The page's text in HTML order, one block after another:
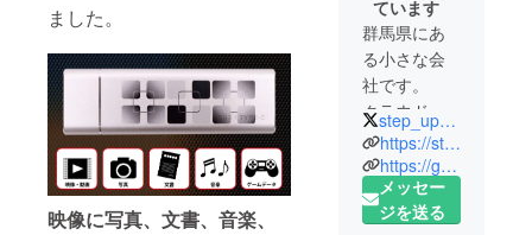
ました。
映像に写真、文書、音楽、
ています
群馬県にあ
る小さな会
社です。
クラウド
ファンディ
ング、通信
販売をやっ
ています。
step_up_LLC
https://step-up2020.com
https://good-item.co.jp
メッセー
ジを送る